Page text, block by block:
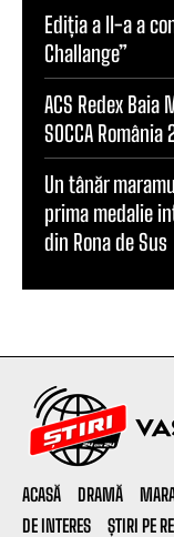
Ediția a II-a a
Challange”
ACS Redex
SOCCA
Un tânăr
prima medalie
din Rona de Sus
ACASĂ DRAMĂ
DE INTERES
ȘTIRI PE